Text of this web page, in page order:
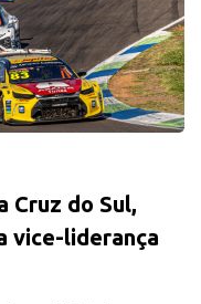
Cruz do Sul,
vice-liderança